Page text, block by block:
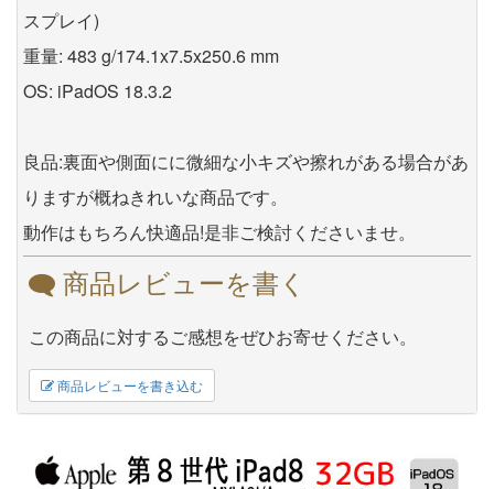
スプレイ)
重量: 483 g/174.1x7.5x250.6 mm
OS: iPadOS 18.3.2
良品:裏面や側面にに微細な小キズや擦れがある場合があ
りますが概ねきれいな商品です。
動作はもちろん快適品!是非ご検討くださいませ。
商品レビューを書く
この商品に対するご感想をぜひお寄せください。
商品レビューを書き込む